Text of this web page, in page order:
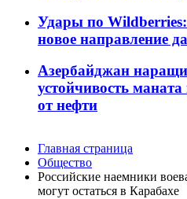
Удары по
новое направление
Азербайджан
устойчивость
от нефти
Главная страница
Общество
Российские наемники
могут остаться в Карабахе